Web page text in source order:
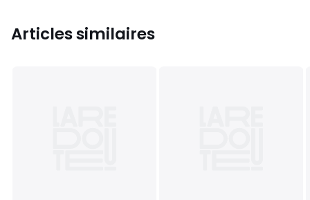
Articles similaires